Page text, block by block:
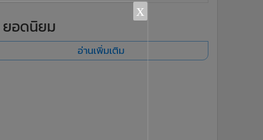
ยอดนิยม
อ่านเพิ่มเติม
x